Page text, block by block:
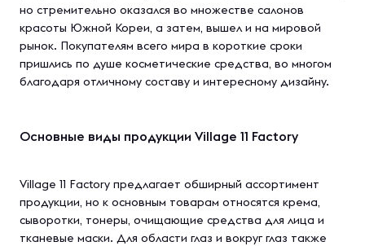
но стремительно оказался во множестве салонов
красоты Южной Кореи, а затем, вышел и на мировой
рынок. Покупателям всего мира в короткие сроки
пришлись по душе косметические средства, во многом
благодаря отличному составу и интересному дизайну.
Основные виды продукции Village 11 Factory
Village 11 Factory предлагает обширный ассортимент
продукции, но к основным товарам относятся крема,
сыворотки, тонеры, очищающие средства для лица и
тканевые маски. Для области глаз и вокруг глаз также